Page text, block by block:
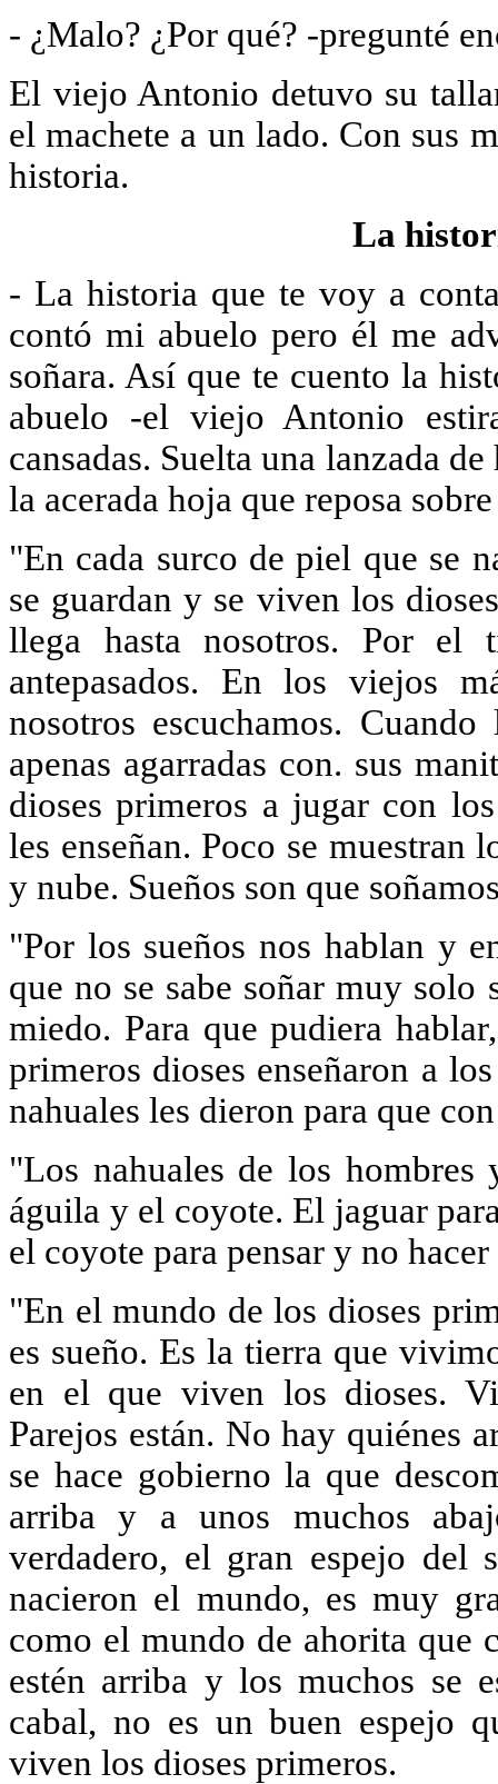
- ¿Malo? ¿Por qué? -pregunté
El viejo Antonio detuvo su
el machete a un lado. Con sus
historia.
La
- La historia que te voy a
contó mi abuelo pero él me
soñara. Así que te cuento la
abuelo -el viejo Antonio
cansadas. Suelta una lanzada
la acerada hoja que reposa
"En cada surco de piel que se
se guardan y se viven los
llega hasta nosotros. Por el
antepasados. En los viejos
nosotros escuchamos.
apenas agarradas con. sus
dioses primeros a jugar con
les enseñan. Poco se muestran
y nube. Sueños son que
"Por los sueños nos hablan y
que no se sabe soñar muy solo
miedo. Para que pudiera
primeros dioses enseñaron a
nahuales les dieron para que
"Los nahuales de los hombres
águila y el coyote. El jaguar
el coyote para pensar y no
"En el mundo de los dioses
es sueño. Es la tierra que
en el que viven los dioses.
Parejos están. No hay quiénes
se hace gobierno la que
arriba y a unos muchos
verdadero, el gran espejo del
nacieron el mundo, es muy
como el mundo de ahorita que
estén arriba y los muchos se
cabal, no es un buen espejo
viven los dioses primeros.